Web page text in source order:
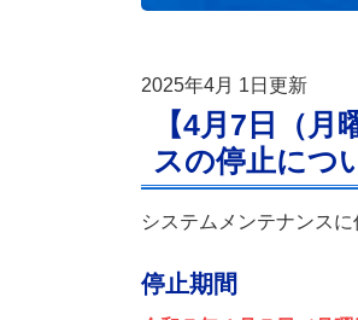
2025年4月 1日 更新
【4月7日（
スの停止につ
システムメンテナンス
停止期間